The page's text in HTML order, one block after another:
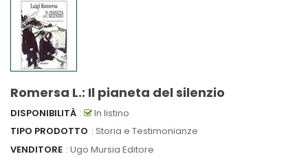
Romersa L.: Il pianeta del silenzio
DISPONIBILITÀ :
In listino
TIPO PRODOTTO : Storia e Testimonianze
VENDITORE : Ugo Mursia Editore